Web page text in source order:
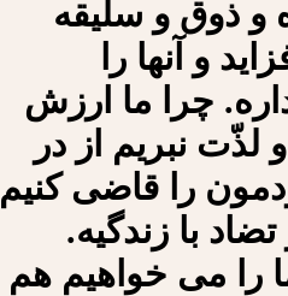
و ذوق و سلیقه
و آنها را
چرا ما ارزش
لذّت نبریم از در
را قاضی کنیم
با زندگیه.
را می خواهیم هم